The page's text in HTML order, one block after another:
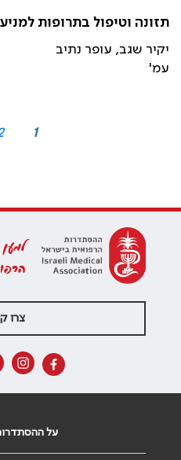
תזונה וטיפול בתרופות
יקיר שגב, עופר נתיב
עמ'
1
צרו
על